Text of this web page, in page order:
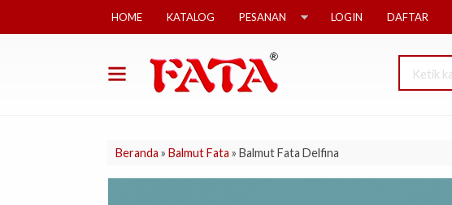
HOME KATALOG PESANAN LOGIN DAFTAR
Beranda » Balmut Fata » Balmut Fata Delfina